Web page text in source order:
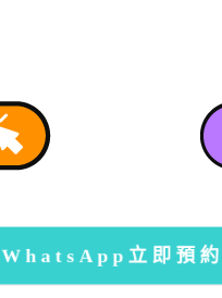
WhatsApp立即預約